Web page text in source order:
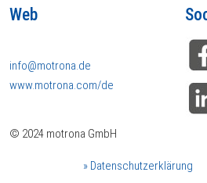
Web
info@motrona.de
www.motrona.com/de
© 2024 motrona GmbH
Datenschutzerklärung